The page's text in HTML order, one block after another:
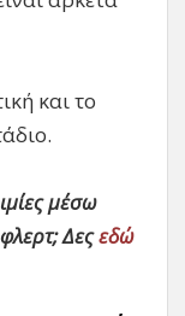
και το
μέσω
Δεςεδώ